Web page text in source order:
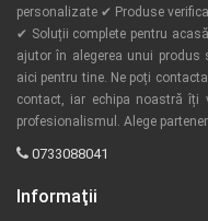
personalizate ✔ Produse
✔ Soluții complete pentru
ajutor în alegerea unui produs
aici pentru tine. Ne poți
contact, iar echipa noastră îți
profesionalismul. Alege
0733088041
Informaţii